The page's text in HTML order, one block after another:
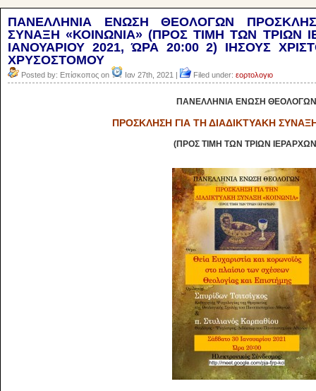
ΠΑΝΕΛΛΗΝΙΑ ΕΝΩΣΗ ΘΕΟΛΟΓΩΝ
ΣΥΝΑΞΗ «ΚΟΙΝΩΝΙΑ» (ΠΡΟΣ ΤΙΜΗ ΤΩΝ ΤΡΙΩΝ
ΙΑΝΟΥΑΡΙΟΥ 2021, ΏΡΑ 20:00 2) ΙΗΣΟΥΣ
ΧΡΥΣΟΣΤΟΜΟΥ
Posted by: Επίσκοπος on Ιαν 27th, 2021 | Filed under: εορτολογιο
ΠΑΝΕΛΛΗΝΙΑ ΕΝΩΣΗ
ΠΡΟΣΚΛΗΣΗ ΓΙΑ ΤΗ ΔΙΑΔΙΚΤΥΑΚΗ
(ΠΡΟΣ ΤΙΜΗ ΤΩΝ ΤΡΙΩΝ